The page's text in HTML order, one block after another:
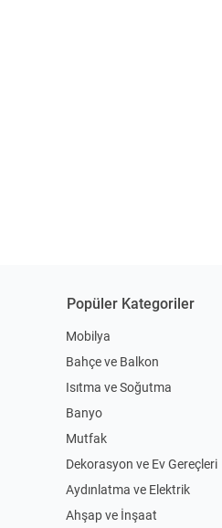
Popüler Kategoriler
Mobilya
Bahçe ve Balkon
Isıtma ve Soğutma
Banyo
Mutfak
Dekorasyon ve Ev Gereçleri
Aydınlatma ve Elektrik
Ahşap ve İnşaat